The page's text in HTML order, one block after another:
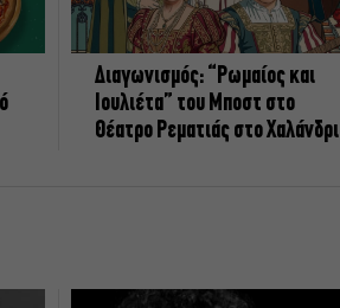
Διαγωνισμός: “Ρωμαίος και
Ιουλιέτα” του Μποστ στο
Θέατρο Ρεματιάς στο Χαλάνδρι